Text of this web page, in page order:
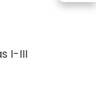
I-III